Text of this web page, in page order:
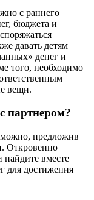
с раннего
бюджета и
давать детям
денег и
того, необходимо
вещи.
партнером?
можно, предложив
Откровенно
найдите вместе
для достижения